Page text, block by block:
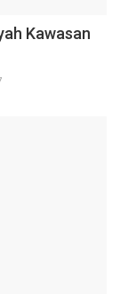
Kawasan